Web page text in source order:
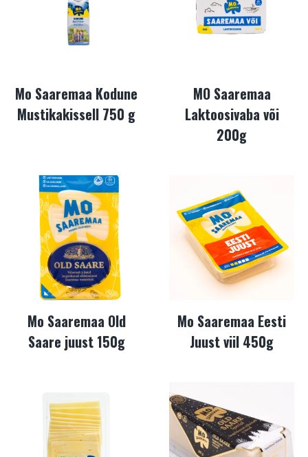
Mo Saaremaa Kodune
Mustikakissell 750 g
MO Saaremaa
Laktoosivaba või
200g
Mo Saaremaa Old
Saare juust 150g
Mo Saaremaa Eesti
Juust viil 450g